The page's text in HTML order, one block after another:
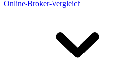
Online-Broker-Vergleich